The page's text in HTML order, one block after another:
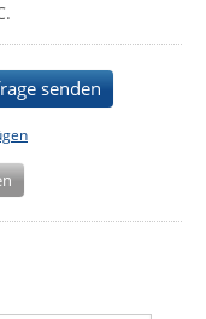
senden